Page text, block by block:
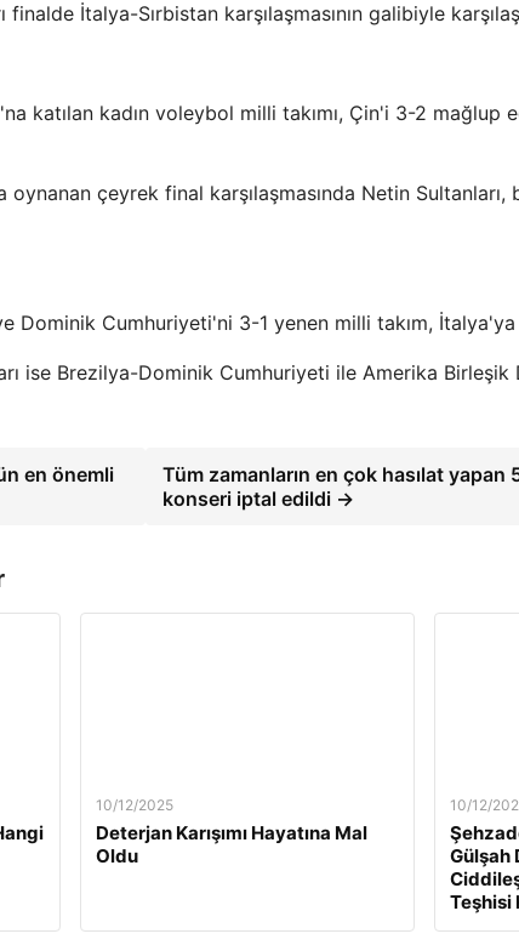
finalde İtalya-Sırbistan karşılaşmasının galibiyle
katılan kadın voleybol milli takımı, Çin'i 3-2 mağlup
oynanan çeyrek final karşılaşmasında Netin
Dominik Cumhuriyeti'ni 3-1 yenen milli takım,
ise Brezilya-Dominik Cumhuriyeti ile Amerika
en önemli
Tüm zamanların en çok hasılat
konseri iptal edildi →
10/12/2025
Deterjan Karışımı Hayatına Mal
Oldu
10/12/
Gülşah
Teşhisi